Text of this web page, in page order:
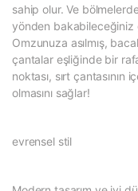
sahip olur. Ve
yönden bakabileceğiniz
Omzunuza asılmış,
çantalar eşliğinde bir rafa
noktası, sırt çantasının
olmasını sağlar!
evrensel stil